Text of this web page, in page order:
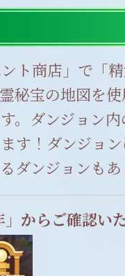
ト商店」で「
秘宝の地図を
。ダンジョン
す！ダンジョ
ダンジョンも
からご確認い